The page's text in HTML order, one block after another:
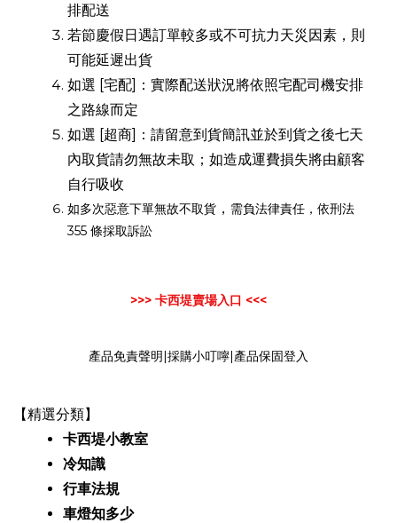
排配送
若節慶假日遇訂單較多或不可抗力天災因素，則
可能延遲出貨
如選 [宅配]：實際配送狀況將依照宅配司機安排
之路線而定
如選 [超商]：請留意到貨簡訊並於到貨之後七天
內取貨請勿無故未取；如造成運費損失將由顧客
自行吸收
如多次惡意下單無故不取貨 ， 需負法律責任，依刑法
355 條採取訴訟
>>> 卡西堤賣場入口 <<<
產品免責聲明 採購小叮嚀 產品保固登入
【精選分類】
卡西堤小教室
冷知識
行車法規
車燈知多少